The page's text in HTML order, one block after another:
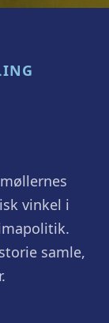
vinkel i
samle,